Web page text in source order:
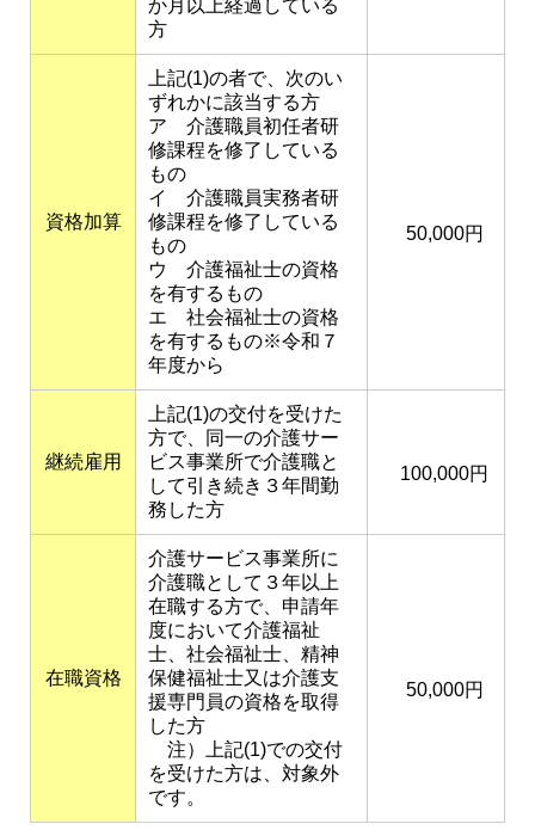
か月以上経過している
方
資格加算
上記(1)の者で、次のい
ずれかに該当する方
ア 介護職員初任者研
修課程を修了している
もの
イ 介護職員実務者研
修課程を修了している
もの
ウ 介護福祉士の資格
を有するもの
エ 社会福祉士の資格
を有するもの※令和７
年度から
50,000円
継続雇用
上記(1)の交付を受けた
方で、同一の介護サー
ビス事業所で介護職と
して引き続き３年間勤
務した方
100,000円
在職資格
介護サービス事業所に
介護職として３年以上
在職する方で、申請年
度において介護福祉
士、社会福祉士、精神
保健福祉士又は介護支
援専門員の資格を取得
した方
注）上記(1)での交付
を受けた方は、対象外
です。
50,000円